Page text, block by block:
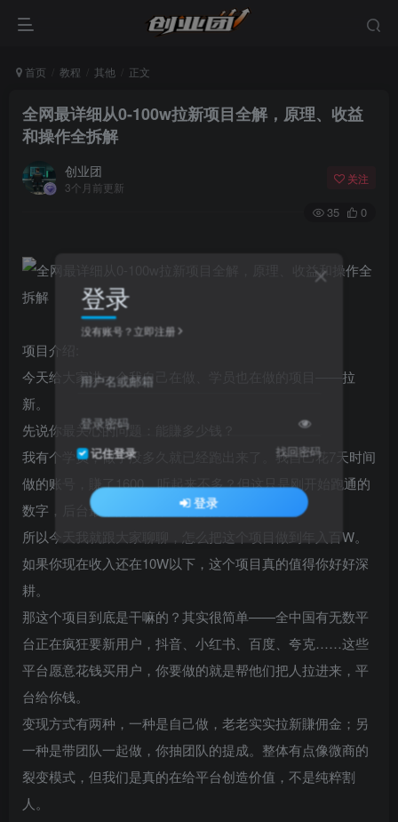
首页 教程 其他 正文
全网最详细从0-100w拉新项目全解，原理、收益
和操作全拆解
创业团
3个月前更新
关注
35 0
项目介绍:
今天给大家讲一个我自己在做、学员也在做的项目——拉
新。
先说你最关心的问题：能賺多少钱？
我有个学员，做了没多久就已经跑出来了。我自己花7天时间
做的账号，賺了1600。听起来不多？但这只是刚开始跑通的
数字，后台最牛的团队，一个月的收入在100w。
所以今天我就跟大家聊聊，怎么把这个项目做到年入百W。
如果你现在收入还在10W以下，这个项目真的值得你好好深
耕。
那这个项目到底是干嘛的？其实很简单——全中国有无数平
台正在疯狂要新用户，抖音、小红书、百度、夸克……这些
平台愿意花钱买用户，你要做的就是帮他们把人拉进来，平
台给你钱。
变现方式有两种，一种是自己做，老老实实拉新賺佣金；另
一种是带团队一起做，你抽团队的提成。整体有点像微商的
裂变模式，但我们是真的在给平台创造价值，不是纯粹割
人。
登录
没有账号？立即注册
用户名或邮箱
登录密码
记住登录 找回密码
登录